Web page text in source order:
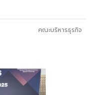
คณะบริหารธุรกิจ